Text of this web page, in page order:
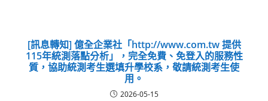
[訊息轉知] 億全企業社「http://www.com.tw 提供
115年統測落點分析」，完全免費、免登入的服務性
質，協助統測考生選填升學校系，敬請統測考生使
用。
2026-05-15